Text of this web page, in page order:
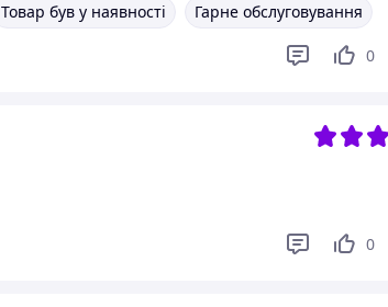
Товар був у наявності Гарне обслуговування
0
0